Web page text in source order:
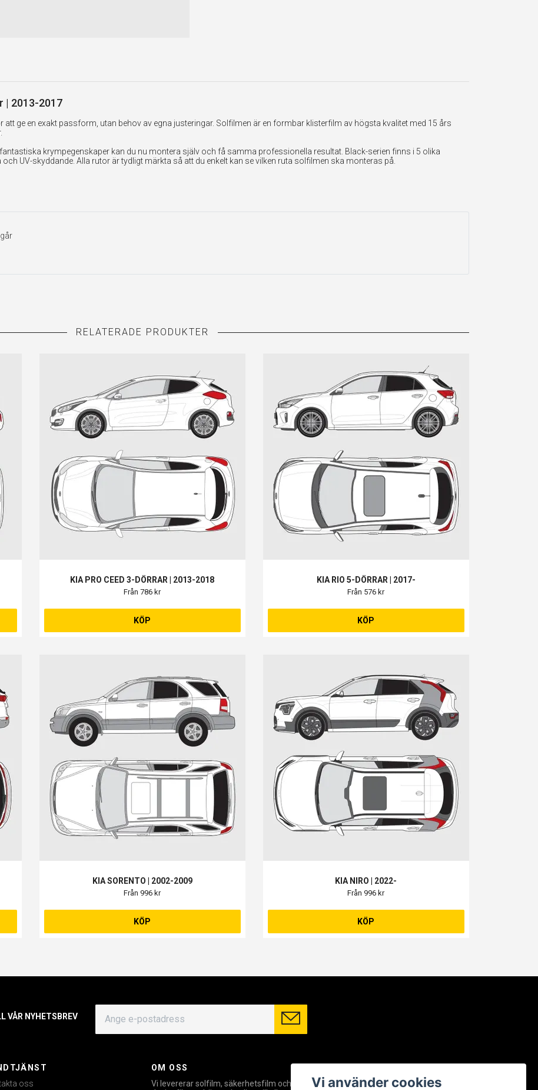
| 2013-2017
ge en exakt passform, utan behov av egna justeringar. Solfilmen är en formbar klisterfilm av högsta kvalitet med 15 års
krympegenskaper kan du nu montera själv och få samma professionella resultat. Black-serien finns i 5 olika
UV-skyddande. Alla rutor är tydligt märkta så att du enkelt kan se vilken ruta solfilmen ska monteras på.
KIA PRO CEED 3-DÖRRAR | 2013-2018
Från 786 kr
KÖP
KIA RIO 5-DÖRRAR | 2017-
Från 576 kr
KÖP
KIA SORENTO | 2002-2009
Från 996 kr
KÖP
KIA NIRO | 2022-
Från 996 kr
KÖP
VÅR NYHETSBREV
oss
OM OSS
Vi levererar solfilm, säkerhetsfilm och
Facebook
Vi använder cookies